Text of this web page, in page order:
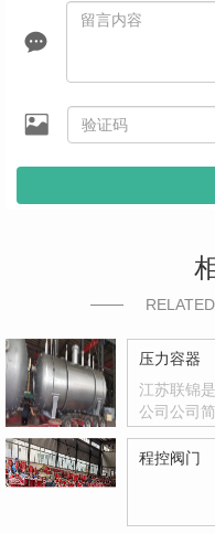
压力容器
江苏联锦
公司公司
程控阀门